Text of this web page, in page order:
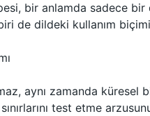
bir anlamda sadece
de dildeki kullanım
aynı zamanda küresel
test etme